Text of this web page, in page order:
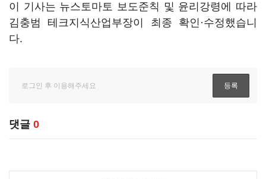
이 기사는 뉴스토마토 보도준칙 및 윤리강령에 따라
김충범 테크지식산업부장이 최종 확인·수정했습니
다.
댓글 0